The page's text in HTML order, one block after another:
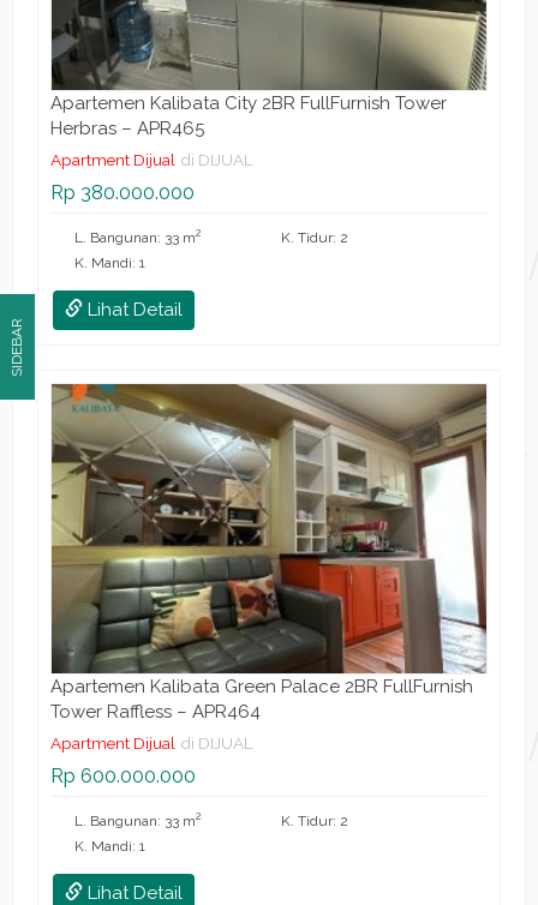
Apartemen Kalibata City 2BR FullFurnish Tower
Herbras – APR465
Apartment Dijual di DIJUAL
Rp 380.000.000
L. Bangunan: 33 m2
K. Tidur: 2
K. Mandi: 1
Lihat Detail
Apartemen Kalibata Green Palace 2BR FullFurnish
Tower Raffless – APR464
Apartment Dijual di DIJUAL
Rp 600.000.000
L. Bangunan: 33 m2
K. Tidur: 2
K. Mandi: 1
Lihat Detail
SIDEBAR